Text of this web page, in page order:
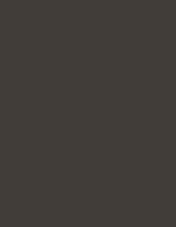
m
je extra
De prijs is
Overige